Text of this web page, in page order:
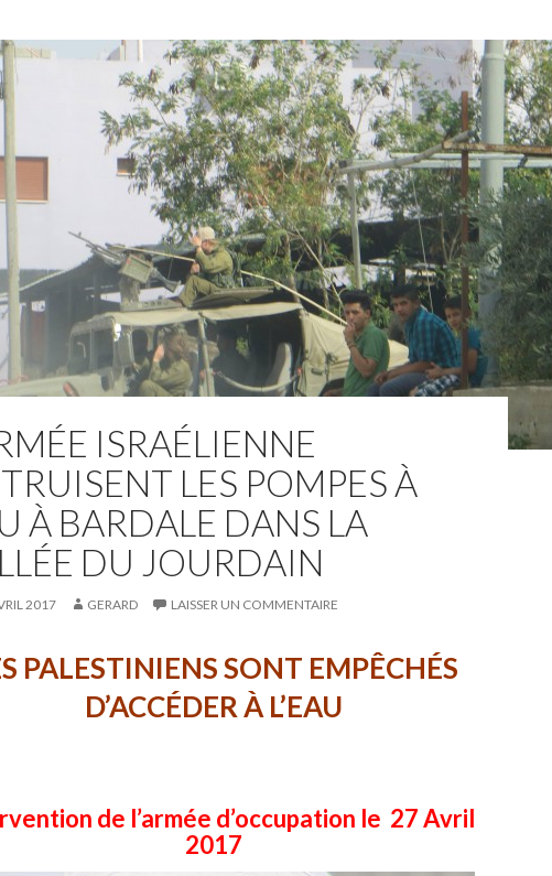
ISRAÉLIENNE
LES POMPES À
À BARDALE DANS LA
DU JOURDAIN
2017 GERARD LAISSER UN COMMENTAIRE
PALESTINIENS SONT EMPÊCHÉS
D’ACCÉDER À L’EAU
de l’armée d’occupation le 27 Avril
2017